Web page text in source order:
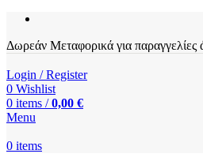
Δωρεάν Μεταφορικά για
Login / Register
0 Wishlist
0 items / 0,00 €
Menu
0 items